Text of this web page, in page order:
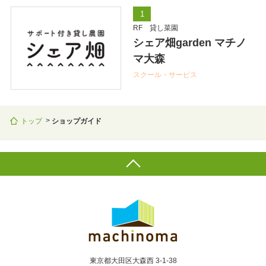
1
RF 貸し菜園
シェア畑garden マチノ
マ大森
スクール・サービス
トップ ショップガイド
東京都大田区大森西 3-1-38